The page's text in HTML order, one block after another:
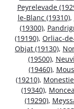
Peyrelevade
le-Blanc (19310),
(19300),
(19190), Orliac-
Objat (19130),
(19500),
(19460),
(19210),
(19340),
(19290),